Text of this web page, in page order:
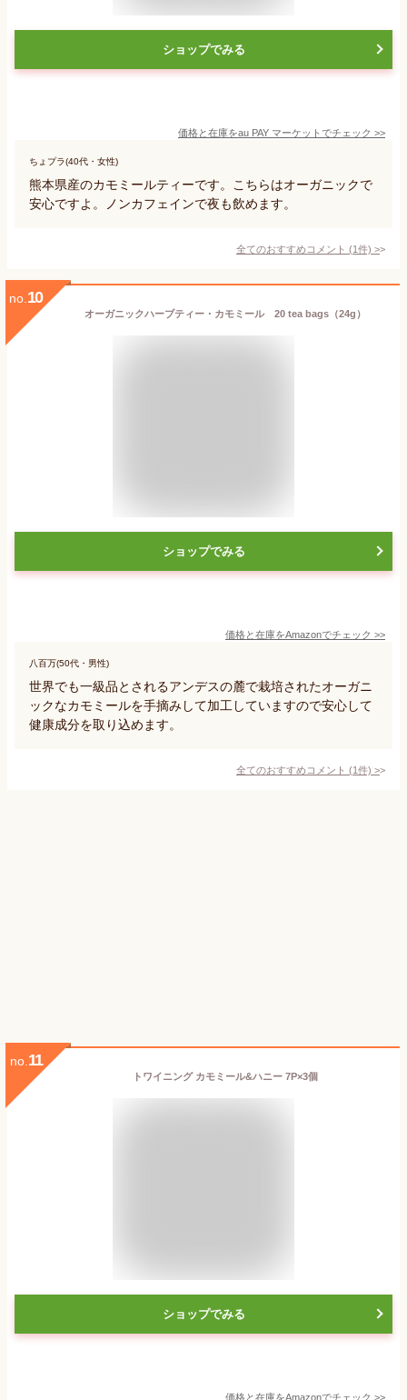
ショップでみる
価格と在庫をau PAY マーケット でチェック >>
ちょプラ(40代・女性)
熊本県産のカモミールティーです。こちらはオーガニックで
安心ですよ。ノンカフェインで夜も飲めます。
全てのおすすめコメント (1件) >
no. 10
オーガニックハーブティー・カモミール 20 tea bags（24g）
ショップでみる
価格と在庫をAmazonでチェック >>
八百万(50代・男性)
世界でも一級品とされるアンデスの麓で栽培されたオーガニ
ックなカモミールを手摘みして加工していますので安心して
健康成分を取り込めます。
全てのおすすめコメント (1件) >
no. 11
トワイニング カモミール&ハニー 7P×3個
ショップでみる
価格と在庫をAmazonでチェック >>